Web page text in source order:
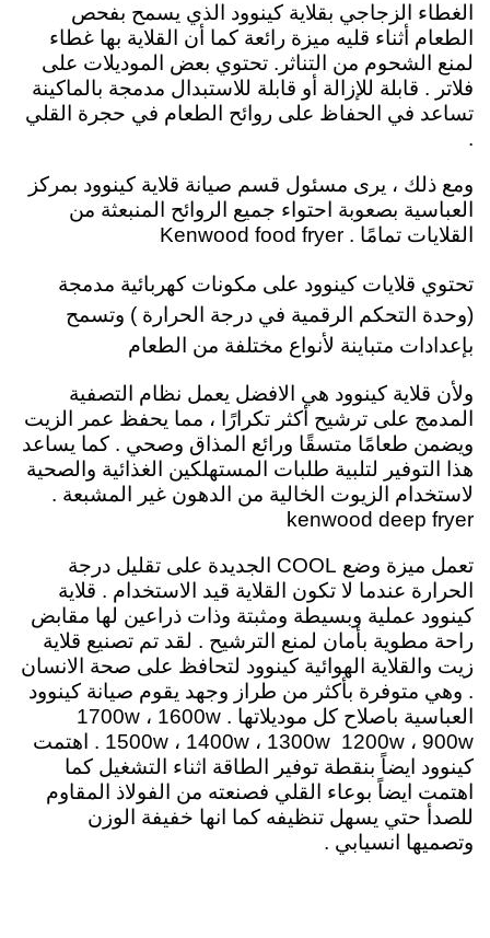
الغطاء الزجاجي بقلاية كينوود الذي يسمح بفحص
الطعام أثناء قليه ميزة رائعة كما أن القلاية بها غطاء
لمنع الشحوم من التناثر. تحتوي بعض الموديلات على
فلاتر . قابلة للإزالة أو قابلة للاستبدال مدمجة بالماكينة
تساعد في الحفاظ على روائح الطعام في حجرة القلي
.
ومع ذلك ، يرى مسئول قسم صيانة قلاية كينوود بمركز
العباسية بصعوبة احتواء جميع الروائح المنبعثة من
القلايات تمامًا . Kenwood food fryer
تحتوي قلايات كينوود على مكونات كهربائية مدمجة
(وحدة التحكم الرقمية في درجة الحرارة ) وتسمح
بإعدادات متباينة لأنواع مختلفة من الطعام
ولأن قلاية كينوود هي الافضل يعمل نظام التصفية
المدمج على ترشيح أكثر تكرارًا ، مما يحفظ عمر الزيت
ويضمن طعامًا متسقًا ورائع المذاق وصحي . كما يساعد
هذا التوفير لتلبية طلبات المستهلكين الغذائية والصحية
لاستخدام الزيوت الخالية من الدهون غير المشبعة .
kenwood deep fryer
تعمل ميزة وضع COOL الجديدة على تقليل درجة
الحرارة عندما لا تكون القلاية قيد الاستخدام . قلاية
كينوود عملية وبسيطة ومثبتة وذات ذراعين لها مقابض
راحة مطوية بأمان لمنع الترشيح . لقد تم تصنيع قلاية
زيت والقلاية الهوائية كينوود لتحافظ على صحة الانسان
. وهي متوفرة بأكثر من طراز وجهد يقوم صيانة كينوود
العباسية باصلاح كل موديلاتها 1700w ، 1600w .
1500w ، 1400w ، 1300w 1200w ، 900w . اهتمت
كينوود ايضاً بنقطة توفير الطاقة اثناء التشغيل كما
اهتمت ايضاً بوعاء القلي فصنعته من الفولاذ المقاوم
للصدأ حتي يسهل تنظيفه كما انها خفيفة الوزن
وتصميها انسيابي .